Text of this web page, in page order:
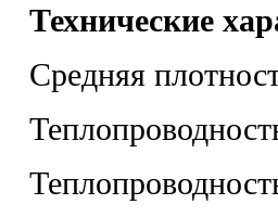
Технические
Средняя